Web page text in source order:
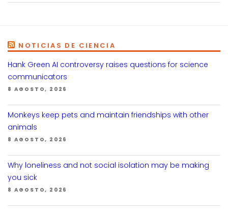
NOTICIAS DE CIENCIA
Hank Green AI controversy raises questions for science
communicators
8 AGOSTO, 2026
Monkeys keep pets and maintain friendships with other
animals
8 AGOSTO, 2026
Why loneliness and not social isolation may be making
you sick
8 AGOSTO, 2026